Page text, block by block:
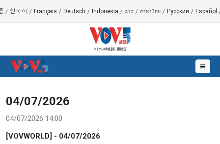
/ 한국어 / Français / Deutsch / Indonesia / ລາວ / ภาษาไทย / Русский / Español
☰
04/07/2026
04/07/2026 14:00
[VOVWORLD] - 04/07/2026